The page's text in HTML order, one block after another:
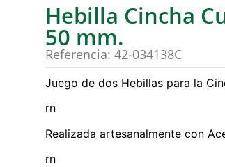
Hebilla Cincha
50 mm.
Referencia: 42-034138C
Juego de dos Hebillas para la
rn
Realizada artesanalmente con
rn